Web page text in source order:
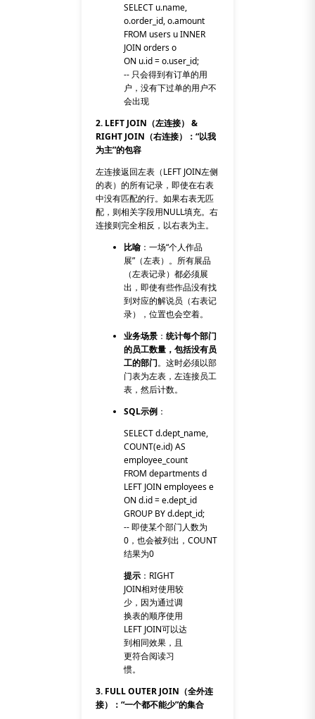
SELECT u.name,
o.order_id, o.amount
FROM users u INNER
JOIN orders o
ON u.id = o.user_id;
-- 只会得到有订单的用
户，没有下过单的用户不
会出现
2. LEFT JOIN（左连接） &
RIGHT JOIN（右连接）：“以我
为主”的包容
左连接返回左表（LEFT JOIN左侧
的表）的所有记录，即使在右表
中没有匹配的行。如果右表无匹
配，则相关字段用NULL填充。右
连接则完全相反，以右表为主。
比喻 ：一场“个人作品
展”（左表）。所有展品
（左表记录）都必须展
出，即使有些作品没有找
到对应的解说员（右表记
录），位置也会空着。
业务场景 ：统计每个部门
的员工数量，包括没有员
工的部门。这时必须以部
门表为左表，左连接员工
表，然后计数。
SQL示例 ：
SELECT d.dept_name,
COUNT(e.id) AS
employee_count
FROM departments d
LEFT JOIN employees e
ON d.id = e.dept_id
GROUP BY d.dept_id;
-- 即使某个部门人数为
0，也会被列出，COUNT
结果为0
提示 ： RIGHT
JOIN相对使用较
少，因为通过调
换表的顺序使用
LEFT JOIN可以达
到相同效果，且
更符合阅读习
惯。
3. FULL OUTER JOIN（全外连
接）：“一个都不能少”的集合